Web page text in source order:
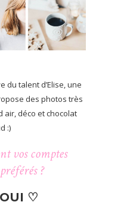
du talent d’Elise, une
des photos très
air, déco et chocolat
:)
vos comptes
?
♡